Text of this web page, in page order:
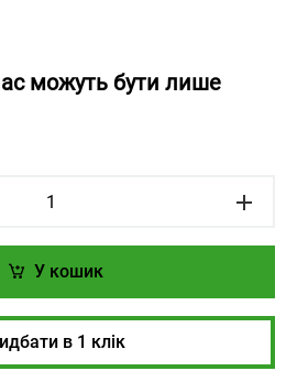
можуть бути лише
У кошик
в 1 клік